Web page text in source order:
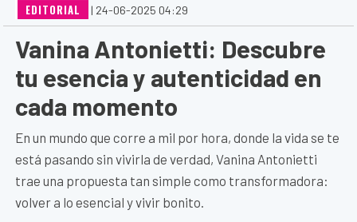
EDITORIAL | 24-06-2025 04:29
Vanina Antonietti: Descubre
tu esencia y autenticidad en
cada momento
En un mundo que corre a mil por hora, donde la vida se te
está pasando sin vivirla de verdad, Vanina Antonietti
trae una propuesta tan simple como transformadora:
volver a lo esencial y vivir bonito.